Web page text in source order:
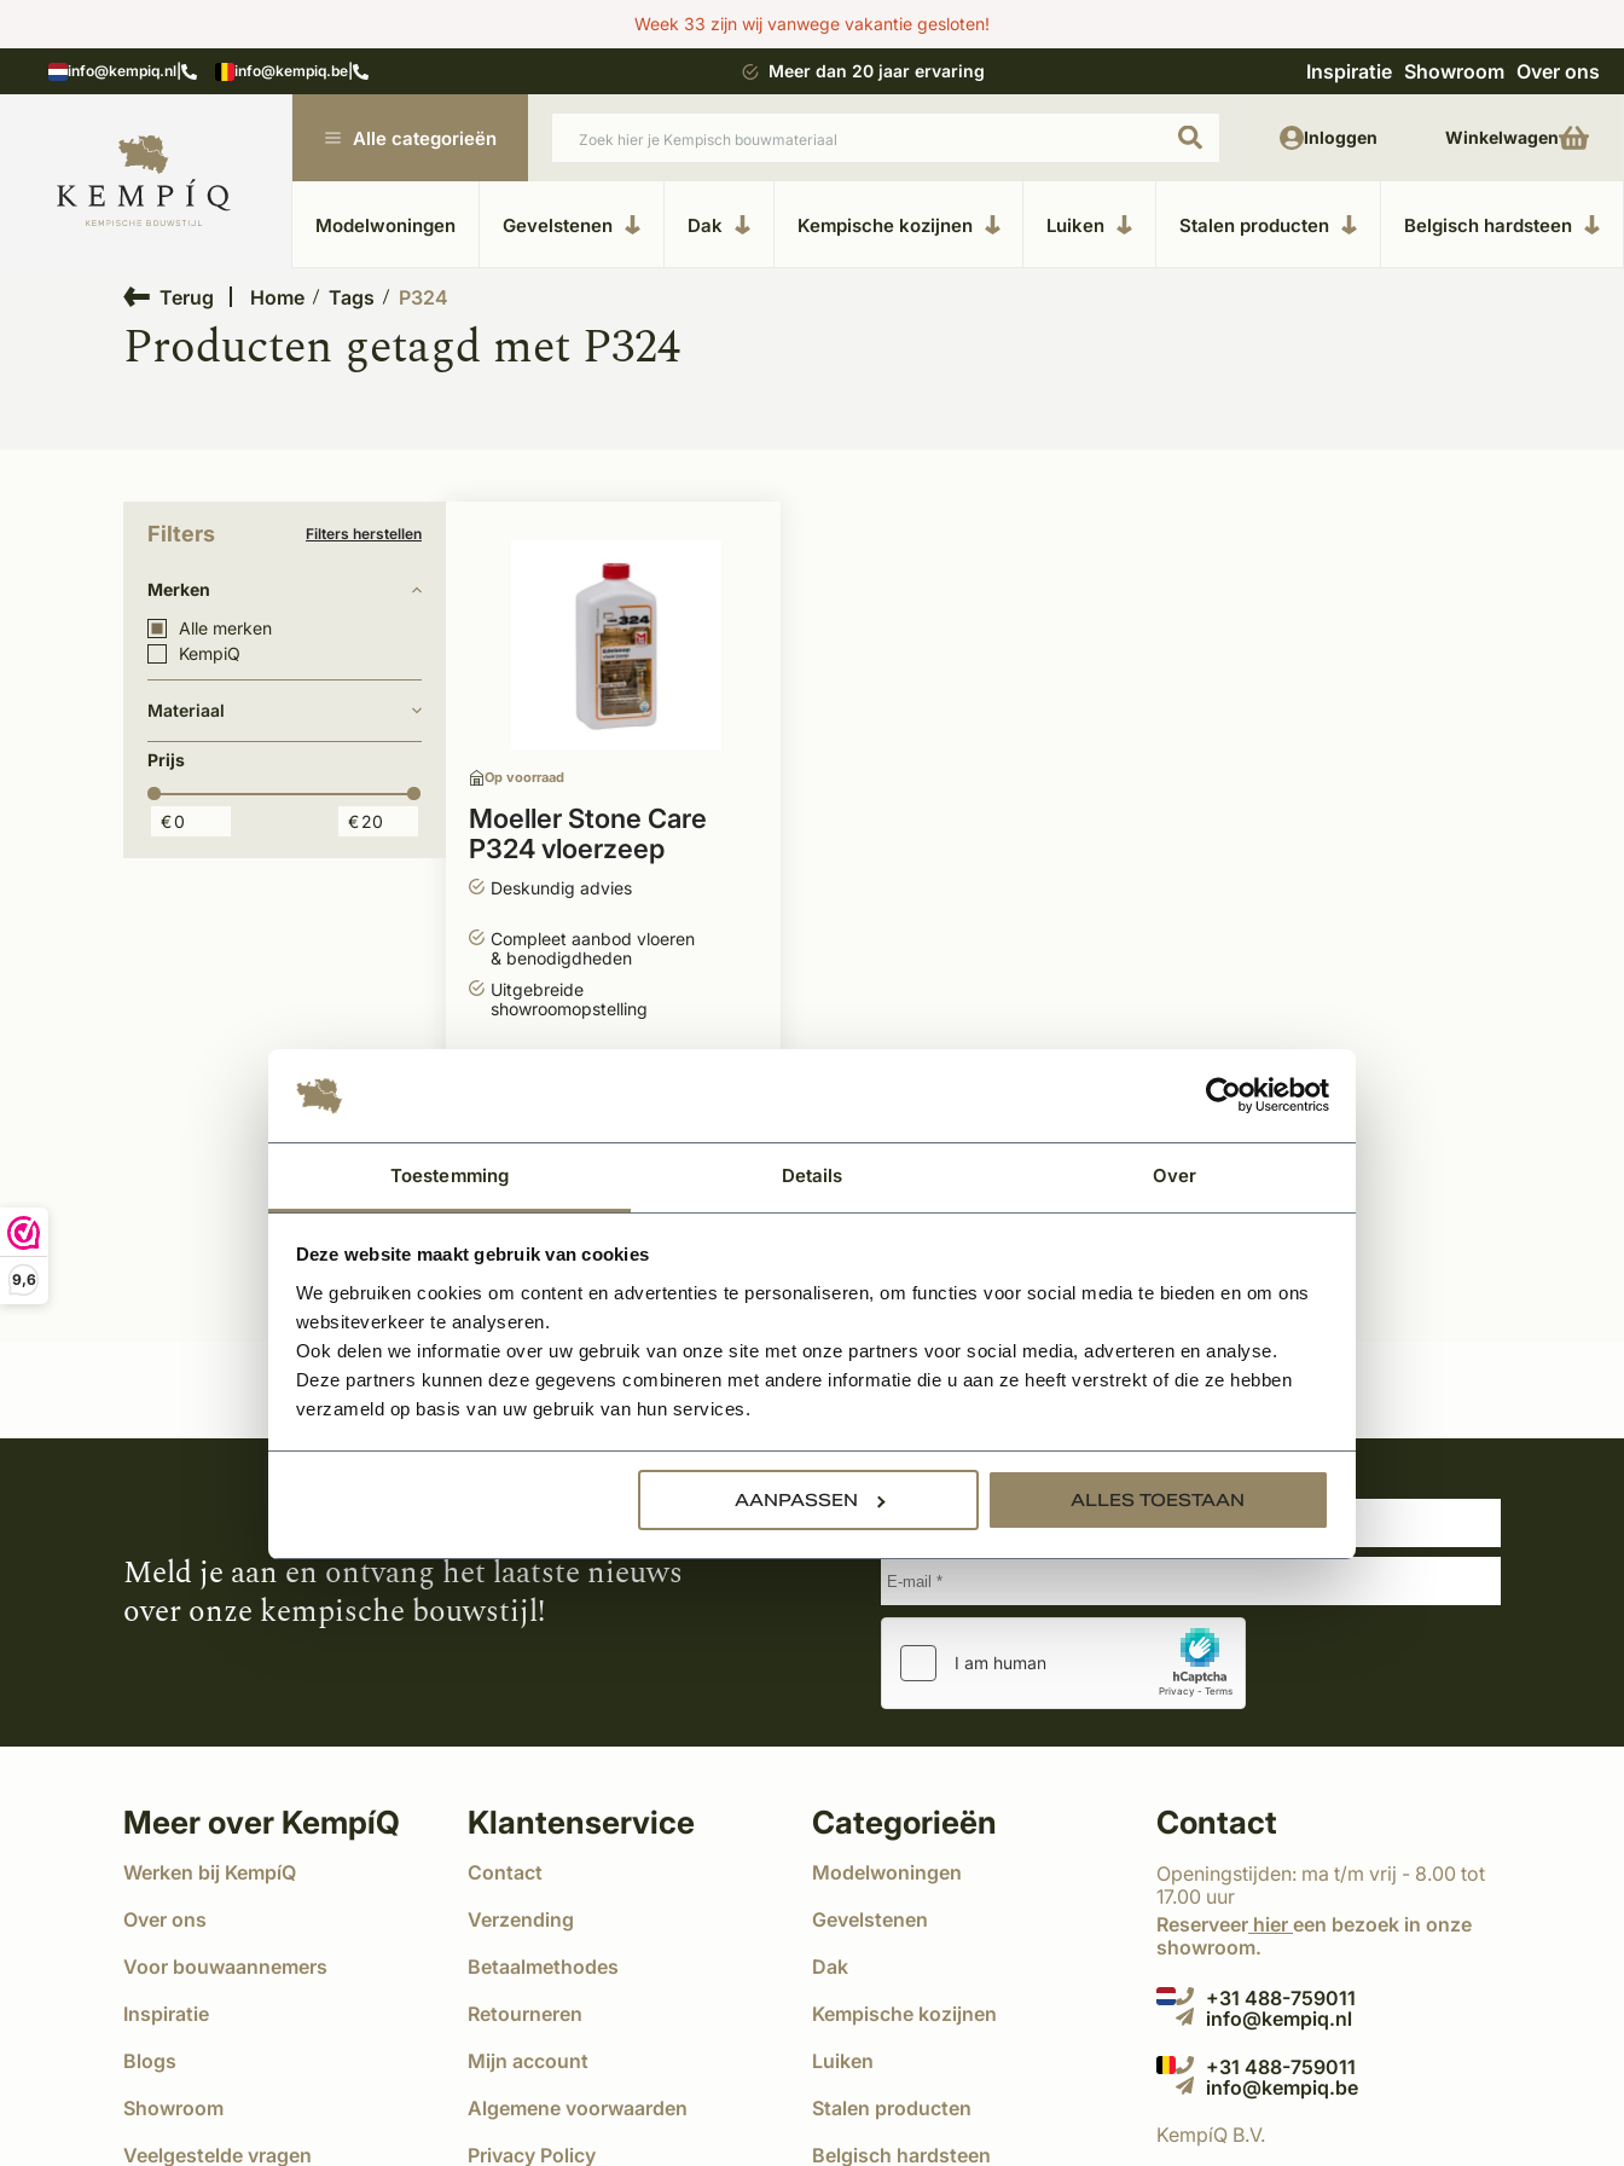
Toestemming Details Over
Deze website maakt gebruik van cookies
We gebruiken cookies om content en advertenties te personaliseren, om functies voor social media te bieden en om ons
websiteverkeer te analyseren.
Ook delen we informatie over uw gebruik van onze site met onze partners voor social media, adverteren en analyse.
Deze partners kunnen deze gegevens combineren met andere informatie die u aan ze heeft verstrekt of die ze hebben
verzameld op basis van uw gebruik van hun services.
AANPASSEN ALLES TOESTAAN
9,6
Week 33 zijn wij vanwege vakantie gesloten!
info@kempiq.nl info@kempiq.be
in Kesteren Unieke materialen in kempische bouwstijl Meer dan 20 jaar ervaring Uitgebreide showroom in Kesteren Unieke
Inspiratie Showroom Over ons
Alle categorieën
Modelwoningen Gevelstenen Dak Kempische kozijnen Luiken Stalen producten Belgisch hardsteen
Inloggen Winkelwagen
Terug Home Tags P324
Producten getagd met P324
Filters Filters herstellen
Merken
Alle merken
KempiQ
Materiaal
Prijs
€ €
Op voorraad
Moeller Stone Care
P324 vloerzeep
Deskundig advies
Compleet aanbod vloeren
& benodigdheden
Uitgebreide
showroomopstelling
Meld je aan en ontvang het laatste nieuws
over onze kempische bouwstijl!
Meer over KempíQ
Werken bij KempíQ
Over ons
Voor bouwaannemers
Inspiratie
Blogs
Showroom
Veelgestelde vragen
Klantenservice
Contact
Verzending
Betaalmethodes
Retourneren
Mijn account
Algemene voorwaarden
Privacy Policy
Categorieën
Modelwoningen
Gevelstenen
Dak
Kempische kozijnen
Luiken
Stalen producten
Belgisch hardsteen
Contact
Openingstijden: ma t/m vrij - 8.00 tot
17.00 uur
Reserveer hier een bezoek in onze
showroom.
+31 488-759011
info@kempiq.nl
+31 488-759011
info@kempiq.be
KempíQ B.V.